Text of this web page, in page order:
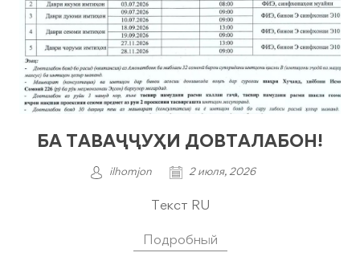
БА ТАВАҶҶУҲИ ДОВТАЛАБОН!
ilhomjon 2 июля, 2026
Текст RU
Подробный